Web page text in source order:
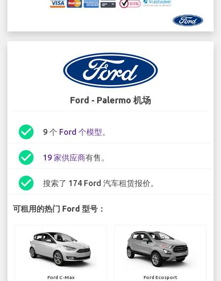
Ford - Palermo 机场
check_circle 9 个 Ford 个模型。
check_circle 19 家供应商有售。
check_circle 搜索了 174 Ford 汽车租赁报价。
可租用的热门 Ford 型号：
Ford C-Max Ford Ecosport